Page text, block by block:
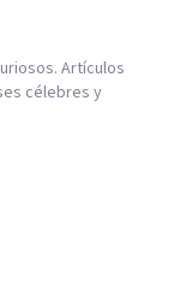
Artículos
célebres y